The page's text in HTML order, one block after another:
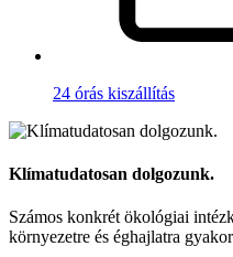
24 órás kiszállítás
Klímatudatosan dolgozunk.
Számos konkrét ökológiai
környezetre és éghajlatra